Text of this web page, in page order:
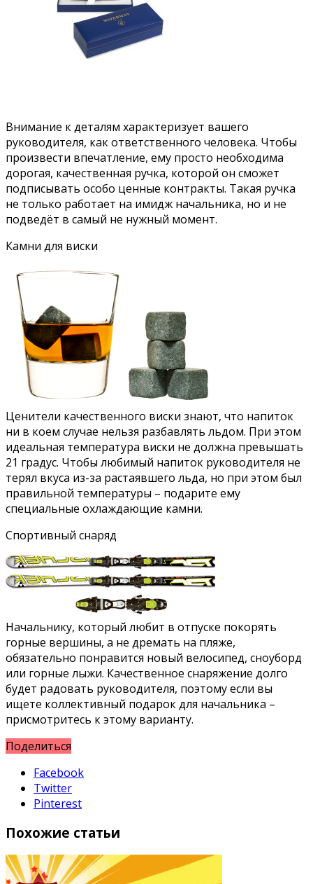
Внимание к деталям характеризует вашего
руководителя, как ответственного человека. Чтобы
произвести впечатление, ему просто необходима
дорогая, качественная ручка, которой он сможет
подписывать особо ценные контракты. Такая ручка
не только работает на имидж начальника, но и не
подведёт в самый не нужный момент.
Камни для виски
Ценители качественного виски знают, что напиток
ни в коем случае нельзя разбавлять льдом. При этом
идеальная температура виски не должна превышать
21 градус. Чтобы любимый напиток руководителя не
терял вкуса из-за растаявшего льда, но при этом был
правильной температуры – подарите ему
специальные охлаждающие камни.
Спортивный снаряд
Начальнику, который любит в отпуске покорять
горные вершины, а не дремать на пляже,
обязательно понравится новый велосипед, сноуборд
или горные лыжи. Качественное снаряжение долго
будет радовать руководителя, поэтому если вы
ищете коллективный подарок для начальника –
присмотритесь к этому варианту.
Поделиться
Facebook
Twitter
Pinterest
Похожие статьи